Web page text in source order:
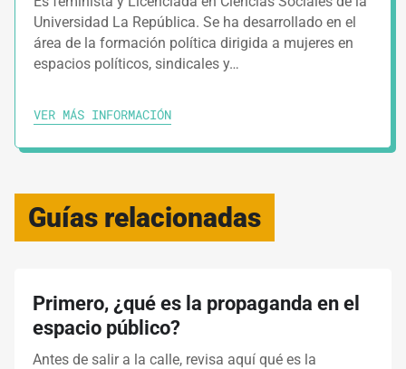
Universidad La República. Se ha desarrollado en el
área de la formación política dirigida a mujeres en
espacios políticos, sindicales y…
VER MÁS INFORMACIÓN
Guías relacionadas
Primero, ¿qué es la propaganda en el
espacio público?
Antes de salir a la calle, revisa aquí qué es la